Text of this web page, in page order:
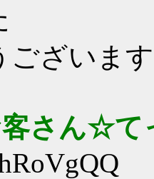
ございます
さん☆て